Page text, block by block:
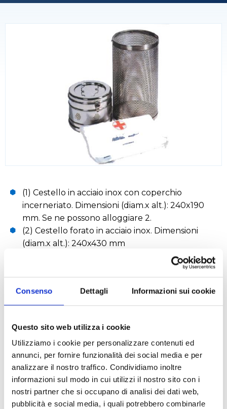
Consenso Dettagli Informazioni sui cookie
Questo sito web utilizza i cookie
Utilizziamo i cookie per personalizzare contenuti ed
annunci, per fornire funzionalità dei social media e per
analizzare il nostro traffico. Condividiamo inoltre
informazioni sul modo in cui utilizzi il nostro sito con i
nostri partner che si occupano di analisi dei dati web,
pubblicità e social media, i quali potrebbero combinarle
(1) Cestello in acciaio inox con coperchio
incerneriato. Dimensioni (diam.x alt.): 240x190
mm. Se ne possono alloggiare 2.
(2) Cestello forato in acciaio inox. Dimensioni
(diam.x alt.): 240x430 mm
(3) Sacchetti termoresistenti. Confezione da 500
Alimentare Ambientale
Biologico e diagnostico Chimico